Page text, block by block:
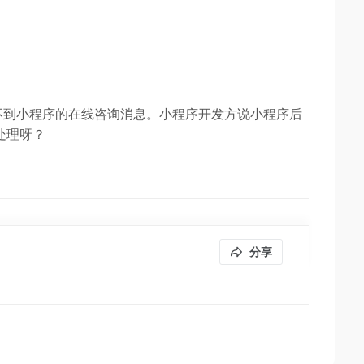
小程序的在线咨询消息。小程序开发方说小程序后
理呀？
分享